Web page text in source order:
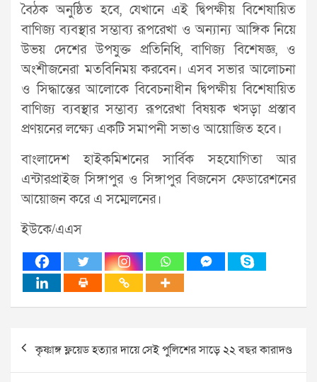
বৈঠক অনুষ্ঠিত হবে, যেখানে এই দ্বিপক্ষীয় বিশেষায়িত
বাণিজ্য ব্যবস্থার সম্ভাব্য রূপরেখা ও অন্যান্য আঙ্গিক নিয়ে
উভয় দেশের উপযুক্ত প্রতিনিধি, বাণিজ্য বিশেষজ্ঞ, ও
অংশীজনেরা মতবিনিময় করবেন। এসব সভার আলোচনা
ও সিদ্ধান্তের আলোকে বিবেচনাধীন দ্বিপক্ষীয় বিশেষায়িত
বাণিজ্য ব্যবস্থার সম্ভাব্য রূপরেখা বিষয়ক খসড়া প্রস্তাব
প্রণয়নের লক্ষ্যে একটি সমাপনী সভাও আয়োজিত হবে।
বাংলাদেশ হাইকমিশনের সার্বিক সহযোগিতা আর
এন্টারপ্রাইজ সিঙ্গাপুর ও সিঙ্গাপুর বিজনেস ফেডারেশনের
আয়োজন করে এ সম্মেলনের।
ইউকে/এএস
Post
navigation
কৃষ্ণাঙ্গ ফ্লয়েড হত্যার দায়ে সেই পুলিশের সাড়ে ২২ বছর কারাদণ্ড